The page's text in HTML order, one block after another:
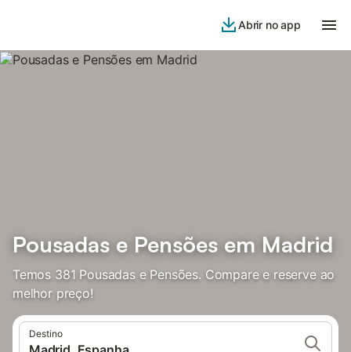
Abrir no app
Pousadas e Pensões em Madrid
Temos 381 Pousadas e Pensões. Compare e reserve ao
melhor preço!
Destino